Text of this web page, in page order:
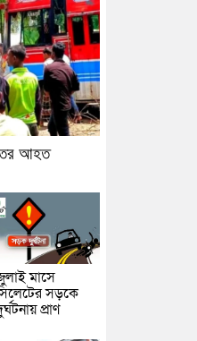
আহত
মাসে
সড়কে
প্রাণ